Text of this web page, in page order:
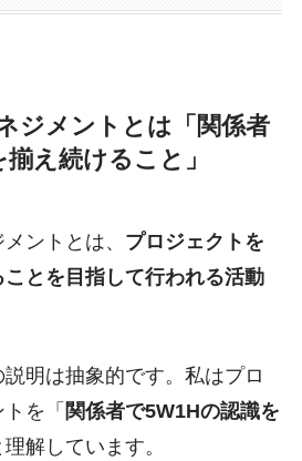
ジメントとは「関係者
え続けること」
ントとは、 プロジェクトを
とを目指して行われる活動
明は抽象的です。私はプロ
を「 関係者で5W1Hの認識を
理解しています。